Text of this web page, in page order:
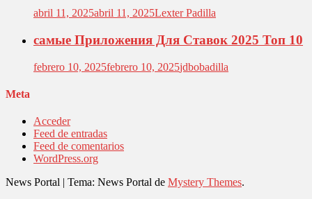
abril 11, 2025abril 11, 2025Lexter Padilla
самые Приложения Для Ставок 2025 Топ 10
febrero 10, 2025febrero 10, 2025jdbobadilla
Meta
Acceder
Feed de entradas
Feed de comentarios
WordPress.org
News Portal | Tema: News Portal de Mystery Themes.